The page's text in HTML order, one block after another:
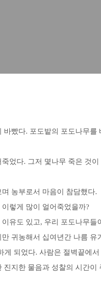
빴다. 포도밭의 포도나무를
었다. 그저 몇나무 죽은 것
농부로서 마음이 참담했다.
렇게 많이 얼어죽었을까?
유도 있고, 우리 포도나무들
귀농해서 십여년간 나름 유
게 되었다. 사람은 절벽끝에
지한 물음과 성찰의 시간이